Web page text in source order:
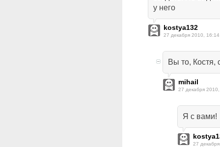
у него
kostya132
27 декабря 2010, 16:14
Вы то, Костя,
mihail
27 декабря
Я с вами!
27